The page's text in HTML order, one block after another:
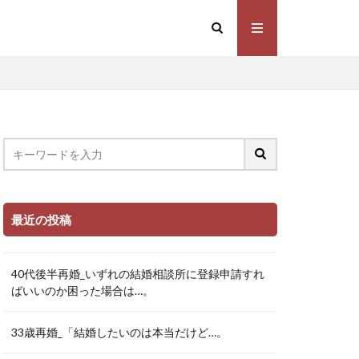
最近の投稿
40代後半再婚_いずれの結婚相談所に登録申請すれ
ばいいのか困った場合は…。
33歳再婚_「結婚したいのは本当だけど…。